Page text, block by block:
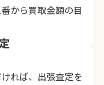
から買取金額の目
れば、出張査定を